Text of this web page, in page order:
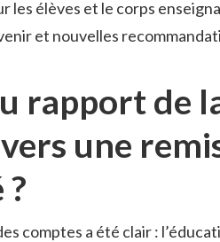
les élèves et le corps
et nouvelles
rapport de
une
?
comptes a été clair :